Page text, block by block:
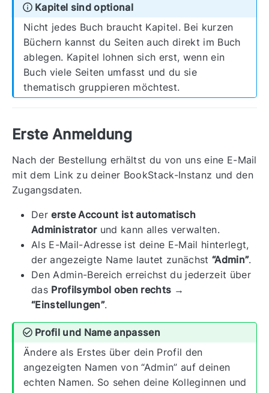
Kapitel sind optional
Nicht jedes Buch braucht Kapitel. Bei kurzen
Büchern kannst du Seiten auch direkt im Buch
ablegen. Kapitel lohnen sich erst, wenn ein
Buch viele Seiten umfasst und du sie
thematisch gruppieren möchtest.
Erste Anmeldung
Nach der Bestellung erhältst du von uns eine E-Mail
mit dem Link zu deiner BookStack-Instanz und den
Zugangsdaten.
Dererste Account ist automatisch
Administratorund kann alles verwalten.
Als E-Mail-Adresse ist deine E-Mail hinterlegt,
der angezeigte Name lautet zunächst “Admin”.
Den Admin-Bereich erreichst du jederzeit über
das Profilsymbol oben rechts →
“Einstellungen”.
Profil und Name anpassen
Ändere als Erstes über dein Profil den
angezeigten Namen von “Admin” auf deinen
echten Namen. So sehen deine Kolleginnen und